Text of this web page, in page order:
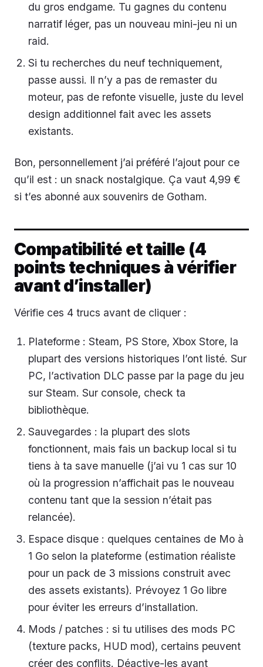
du gros endgame. Tu gagnes du contenu
narratif léger, pas un nouveau mini-jeu ni un
raid.
Si tu recherches du neuf techniquement,
passe aussi. Il n’y a pas de remaster du
moteur, pas de refonte visuelle, juste du level
design additionnel fait avec les assets
existants.
Bon, personnellement j’ai préféré l’ajout pour ce
qu’il est : un snack nostalgique. Ça vaut 4,99 €
si t’es abonné aux souvenirs de Gotham.
Compatibilité et taille (4
points techniques à vérifier
avant d’installer)
Vérifie ces 4 trucs avant de cliquer :
Plateforme : Steam, PS Store, Xbox Store, la
plupart des versions historiques l’ont listé. Sur
PC, l’activation DLC passe par la page du jeu
sur Steam. Sur console, check ta
bibliothèque.
Sauvegardes : la plupart des slots
fonctionnent, mais fais un backup local si tu
tiens à ta save manuelle (j’ai vu 1 cas sur 10
où la progression n’affichait pas le nouveau
contenu tant que la session n’était pas
relancée).
Espace disque : quelques centaines de Mo à
1 Go selon la plateforme (estimation réaliste
pour un pack de 3 missions construit avec
des assets existants). Prévoyez 1 Go libre
pour éviter les erreurs d’installation.
Mods / patches : si tu utilises des mods PC
(texture packs, HUD mod), certains peuvent
créer des conflits. Déactive-les avant